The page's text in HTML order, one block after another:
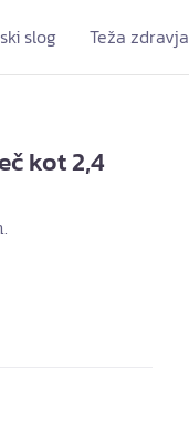
slog Teža zdravja
kot 2,4